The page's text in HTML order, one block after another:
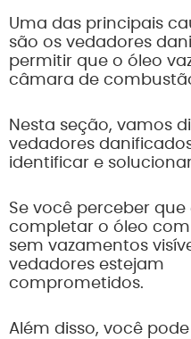
Uma das principais
são os vedadores
permitir que o óleo
câmara de
Nesta seção, vamos
vedadores
identificar e
Se você perceber
completar o óleo
sem vazamentos
vedadores estejam
comprometidos.
Além disso, você